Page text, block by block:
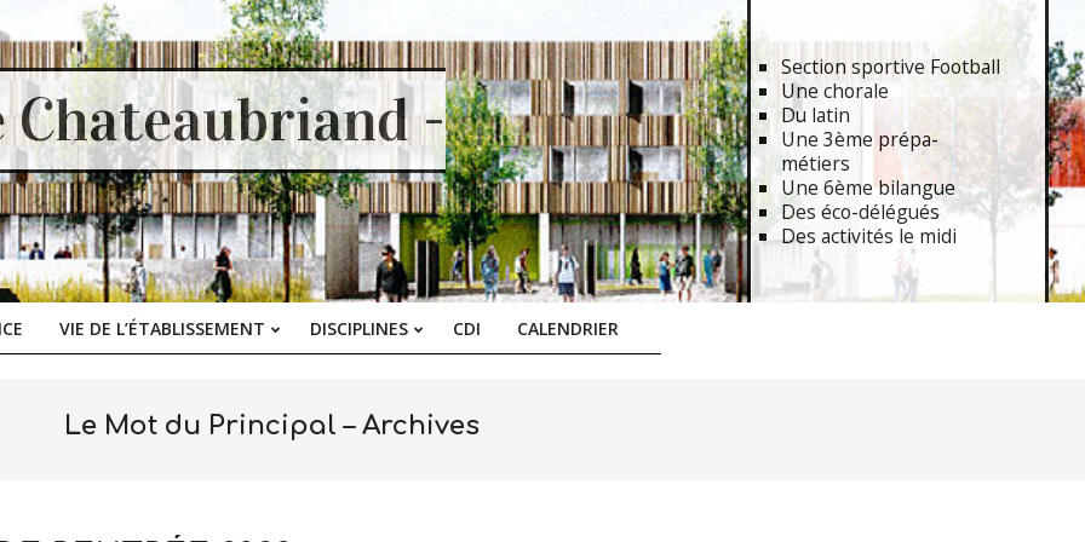
Chateaubriand -
Section sportive Football
Une chorale
Du latin
Une 3ème prépa-
métiers
Une 6ème bilangue
Des éco-délégués
Des activités le midi
Primary
VIE DE L’ÉTABLISSEMENT DISCIPLINES CDI CALENDRIER
Le Mot du Principal – Archives